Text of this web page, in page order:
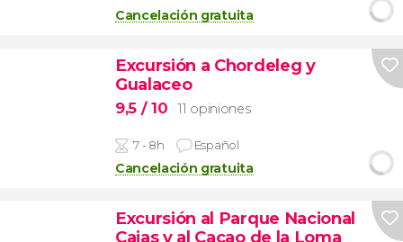
Cancelación gratuita
Excursión a Chordeleg y
Gualaceo
9,5 / 10 11 opiniones
7 - 8h Español
Cancelación gratuita
Excursión al Parque Nacional
Cajas y al Cacao de la Loma